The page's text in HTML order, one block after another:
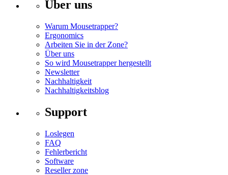
Über uns
Warum Mousetrapper?
Ergonomics
Arbeiten Sie in der Zone?
Über uns
So wird Mousetrapper hergestellt
Newsletter
Nachhaltigkeit
Nachhaltigkeitsblog
Support
Loslegen
FAQ
Fehlerbericht
Software
Reseller zone